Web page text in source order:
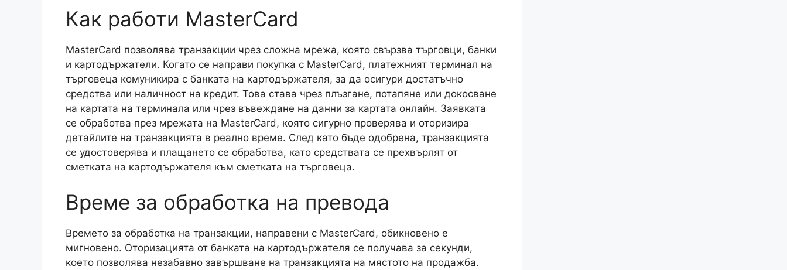
Как работи MasterCard
MasterCard позволява транзакции чрез сложна мрежа, която свързва търговци, банки
и картодържатели. Когато се направи покупка с MasterCard, платежният терминал на
търговеца комуникира с банката на картодържателя, за да осигури достатъчно
средства или наличност на кредит. Това става чрез плъзгане, потапяне или докосване
на картата на терминала или чрез въвеждане на данни за картата онлайн. Заявката
се обработва през мрежата на MasterCard, която сигурно проверява и оторизира
детайлите на транзакцията в реално време. След като бъде одобрена, транзакцията
се удостоверява и плащането се обработва, като средствата се прехвърлят от
сметката на картодържателя към сметката на търговеца.
Време за обработка на превода
Времето за обработка на транзакции, направени с MasterCard, обикновено е
мигновено. Оторизацията от банката на картодържателя се получава за секунди,
което позволява незабавно завършване на транзакцията на мястото на продажба.